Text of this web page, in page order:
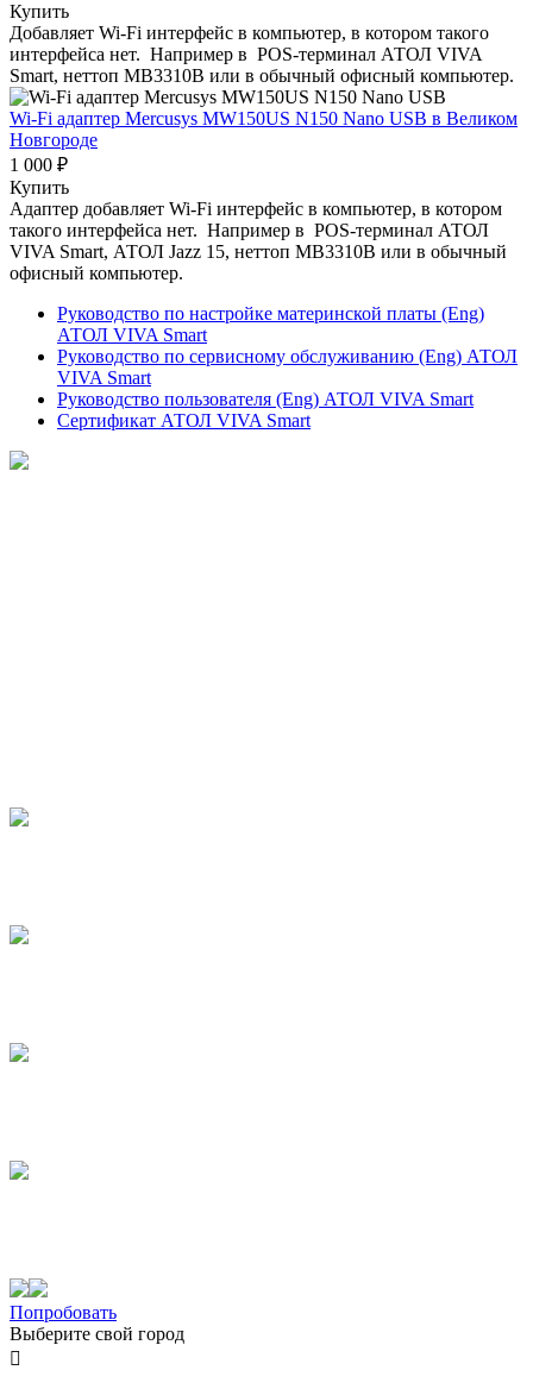
Купить
Добавляет Wi-Fi интерфейс в компьютер, в котором такого
интерфейса нет. Например в POS-терминал АТОЛ VIVA
Smart, неттоп MB3310B или в обычный офисный компьютер.
Wi-Fi адаптер Mercusys MW150US N150 Nano USB в Великом
Новгороде
1 000 ₽
Купить
Адаптер добавляет Wi-Fi интерфейс в компьютер, в котором
такого интерфейса нет. Например в POS-терминал АТОЛ
VIVA Smart, АТОЛ Jazz 15, неттоп MB3310B или в обычный
офисный компьютер.
Руководство по настройке материнской платы (Eng)
АТОЛ VIVA Smart
Руководство по сервисному обслуживанию (Eng) АТОЛ
VIVA Smart
Руководство пользователя (Eng) АТОЛ VIVA Smart
Сертификат АТОЛ VIVA Smart
Попробовать
Выберите свой город
